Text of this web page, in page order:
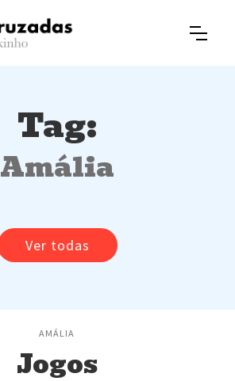
Tag:
Amália
Ver todas
AMÁLIA
Jogos